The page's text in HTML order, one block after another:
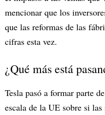
mencionar que los
que las reformas de las
cifras esta vez.
¿Qué más está
Tesla pasó a formar parte
escala de la UE sobre si